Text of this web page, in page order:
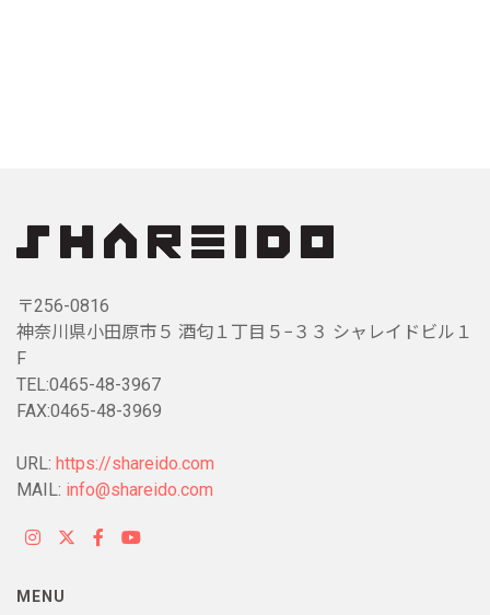
〒256-0816
神奈川県小田原市５ 酒匂１丁目５−３３ シャレイドビル１
F
TEL:0465-48-3967
FAX:0465-48-3969
URL: https://shareido.com
MAIL: info@shareido.com
MENU